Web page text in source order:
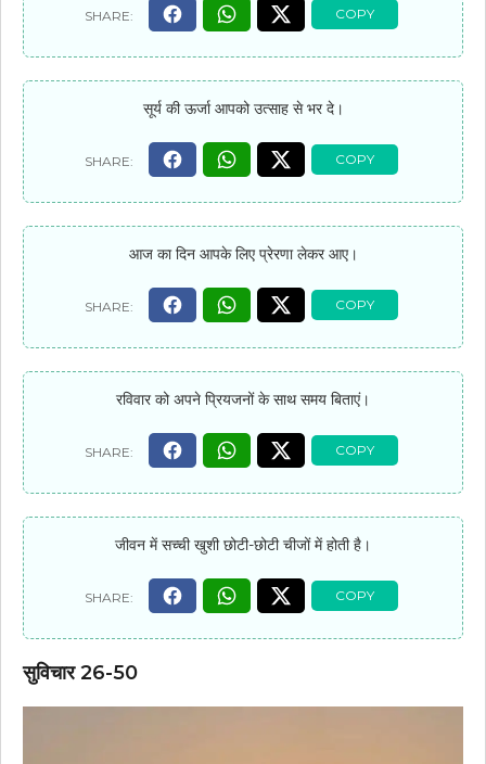
सूर्य की ऊर्जा आपको उत्साह से भर दे।
आज का दिन आपके लिए प्रेरणा लेकर आए।
रविवार को अपने प्रियजनों के साथ समय बिताएं।
जीवन में सच्ची खुशी छोटी-छोटी चीजों में होती है।
सुविचार 26-50